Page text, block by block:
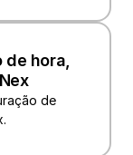
hora,
de